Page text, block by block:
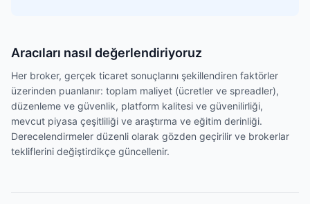
Aracıları nasıl değerlendiriyoruz
Her broker, gerçek ticaret sonuçlarını şekillendiren faktörler
üzerinden puanlanır: toplam maliyet (ücretler ve spreadler),
düzenleme ve güvenlik, platform kalitesi ve güvenilirliği,
mevcut piyasa çeşitliliği ve araştırma ve eğitim derinliği.
Derecelendirmeler düzenli olarak gözden geçirilir ve brokerlar
tekliflerini değiştirdikçe güncellenir.